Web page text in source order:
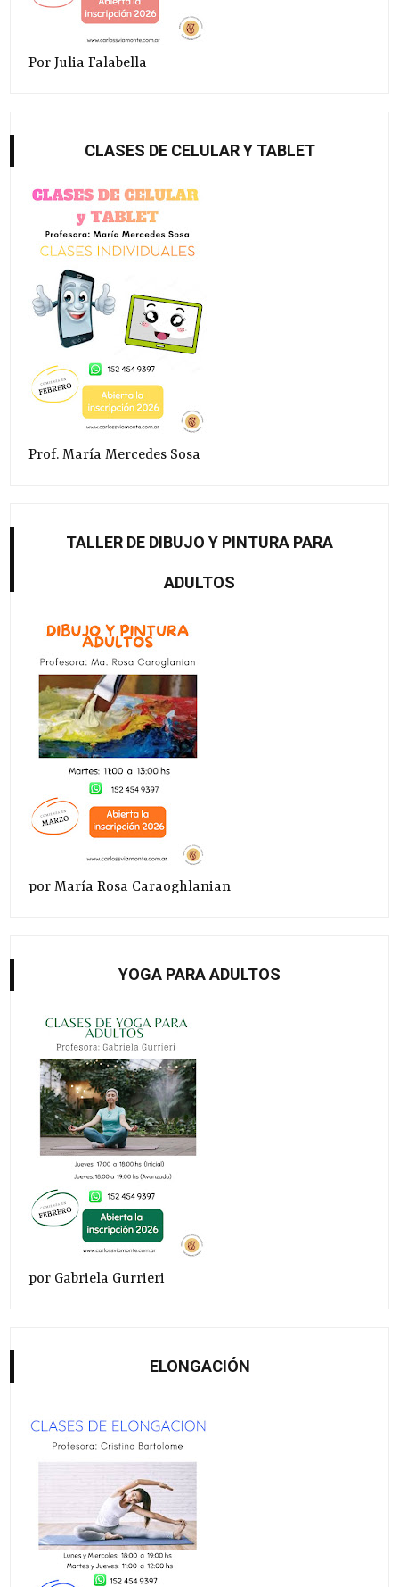
Por Julia Falabella
CLASES DE CELULAR Y TABLET
Prof. María Mercedes Sosa
TALLER DE DIBUJO Y PINTURA PARA
ADULTOS
por María Rosa Caraoghlanian
YOGA PARA ADULTOS
por Gabriela Gurrieri
ELONGACIÓN